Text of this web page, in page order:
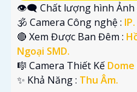
👁️‍🗨 Chất lượng hình Ảnh
🕉️ Camera Công nghệ : IP.
🔴 Xem Được Ban Đêm :
Ngoại SMD.
🎼️ Camera Thiết Kế
️✨ Khả Năng : Thu Âm.